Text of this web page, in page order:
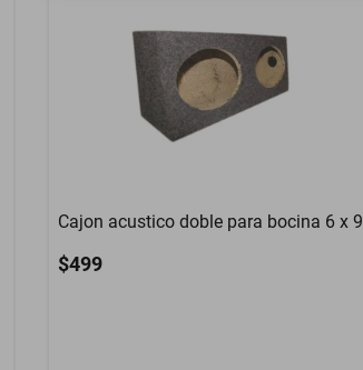
Cajon acustico doble para bocina 6 x 9
$499